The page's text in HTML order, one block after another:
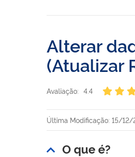
Alterar
(Atualizar
Avaliação: 4.4
Última Modificação: 15/
O que é?